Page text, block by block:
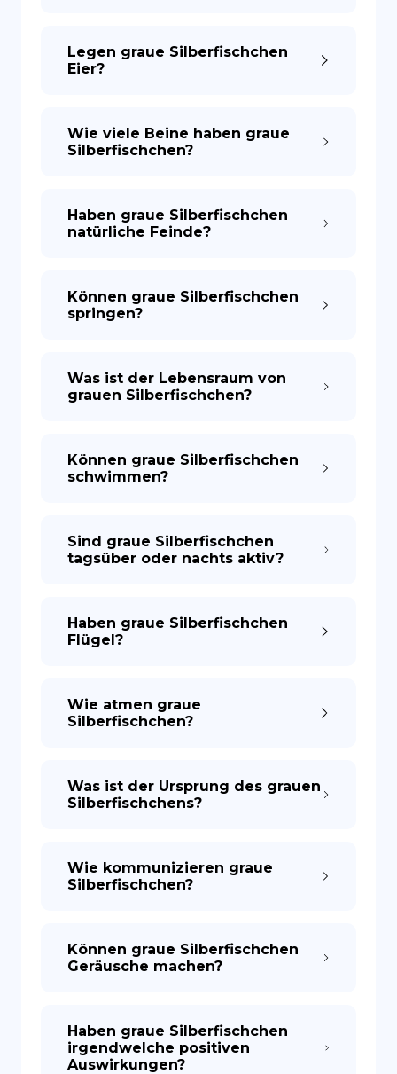
Legen graue Silberfischchen
Eier?
Wie viele Beine haben graue
Silberfischchen?
Haben graue Silberfischchen
natürliche Feinde?
Können graue Silberfischchen
springen?
Was ist der Lebensraum von
grauen Silberfischchen?
Können graue Silberfischchen
schwimmen?
Sind graue Silberfischchen
tagsüber oder nachts aktiv?
Haben graue Silberfischchen
Flügel?
Wie atmen graue
Silberfischchen?
Was ist der Ursprung des grauen
Silberfischchens?
Wie kommunizieren graue
Silberfischchen?
Können graue Silberfischchen
Geräusche machen?
Haben graue Silberfischchen
irgendwelche positiven
Auswirkungen?